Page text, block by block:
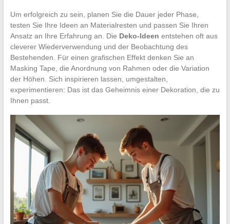
Um erfolgreich zu sein, planen Sie die Dauer jeder Phase,
testen Sie Ihre Ideen an Materialresten und passen Sie Ihren
Ansatz an Ihre Erfahrung an. Die Deko-Ideen entstehen oft aus
cleverer Wiederverwendung und der Beobachtung des
Bestehenden. Für einen grafischen Effekt denken Sie an
Masking Tape, die Anordnung von Rahmen oder die Variation
der Höhen. Sich inspirieren lassen, umgestalten,
experimentieren: Das ist das Geheimnis einer Dekoration, die zu
Ihnen passt.